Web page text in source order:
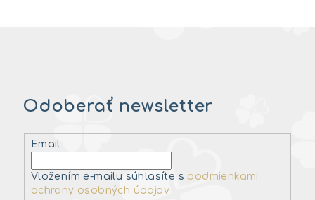
Odoberať newsletter
Email
Vložením e-mailu súhlasíte s podmienkami
ochrany osobných údajov